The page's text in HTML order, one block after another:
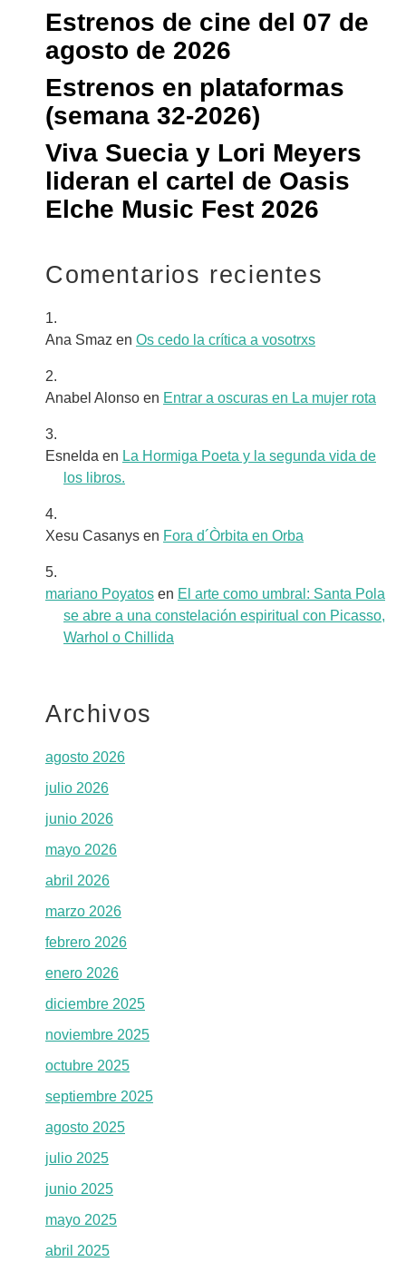
Estrenos de cine del 07 de
agosto de 2026
Estrenos en plataformas
(semana 32-2026)
Viva Suecia y Lori Meyers
lideran el cartel de Oasis
Elche Music Fest 2026
Comentarios recientes
Ana Smaz en Os cedo la crítica a vosotrxs
Anabel Alonso en Entrar a oscuras en La mujer rota
Esnelda en La Hormiga Poeta y la segunda vida de
los libros.
Xesu Casanys en Fora d´Òrbita en Orba
mariano Poyatos en El arte como umbral: Santa Pola
se abre a una constelación espiritual con Picasso,
Warhol o Chillida
Archivos
agosto 2026
julio 2026
junio 2026
mayo 2026
abril 2026
marzo 2026
febrero 2026
enero 2026
diciembre 2025
noviembre 2025
octubre 2025
septiembre 2025
agosto 2025
julio 2025
junio 2025
mayo 2025
abril 2025